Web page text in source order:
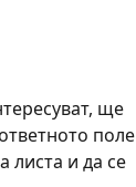
ще
поле
листа и да се